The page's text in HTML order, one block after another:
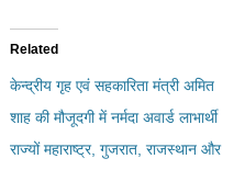
Related
केन्द्रीय गृह एवं सहकारिता मंत्री अमित
शाह की मौजूदगी में नर्मदा अवार्ड लाभार्थी
राज्यों महाराष्ट्र, गुजरात, राजस्थान और